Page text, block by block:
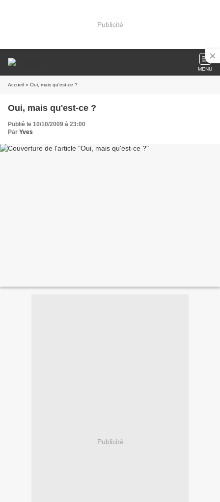
Publicité
MENU
Accueil » Oui, mais qu'est-ce ?
Oui, mais qu'est-ce ?
Publié le 10/10/2009 à 23:00
Par Yves
Publicité